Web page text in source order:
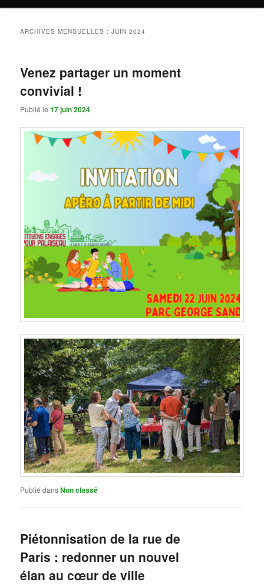
ARCHIVES MENSUELLES :JUIN 2024
Venez partager un moment
convivial !
Publié le17 juin 2024
Publié dansNon classé
Piétonnisation de la rue de
Paris : redonner un nouvel
élan au cœur de ville